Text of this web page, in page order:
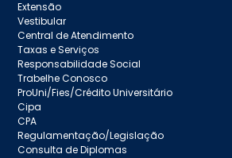
Extensão
Vestibular
Central de Atendimento
Taxas e Serviços
Responsabilidade Social
Trabelhe Conosco
ProUni/Fies/Crédito Universitário
Cipa
CPA
Regulamentação/Legislação
Consulta de Diplomas